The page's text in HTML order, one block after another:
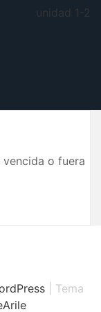
unidad 1-2
vencida o fuera
Tema